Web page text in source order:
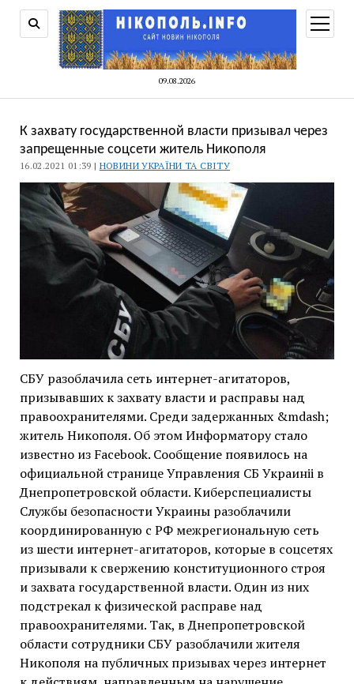
09.08.2026
меню
К захвату государственной власти призывал через
запрещенные соцсети житель Никополя
16.02.2021 01:39 | НОВИНИ УКРАЇНИ ТА СВІТУ
СБУ разоблачила сеть интернет-агитаторов,
призывавших к захвату власти и расправы над
правоохранителями. Среди задержанных &mdash;
житель Никополя. Об этом Информатору стало
известно из Facebook. Сообщение появилось на
официальной странице Управления СБ Украиніі в
Днепропетровской области. Киберспециалисты
Службы безопасности Украины разоблачили
координированную с РФ межрегиональную сеть
из шести интернет-агитаторов, которые в соцсетях
призывали к свержению конституционного строя
и захвата государственной власти. Один из них
подстрекал к физической расправе над
правоохранителями. Так, в Днепропетровской
области сотрудники СБУ разоблачили жителя
Никополя на публичных призывах через интернет